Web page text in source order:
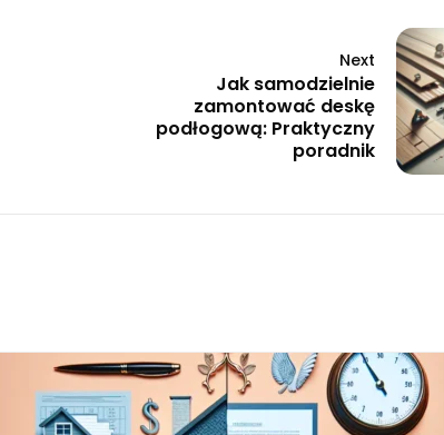
Next
Jak samodzielnie
zamontować deskę
podłogową: Praktyczny
poradnik